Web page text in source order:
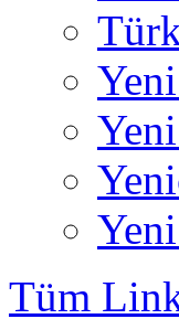
Tüm